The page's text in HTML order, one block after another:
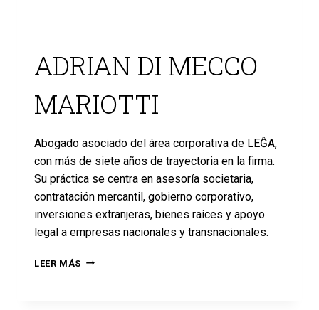
ADRIAN DI MECCO
MARIOTTI
Abogado asociado del área corporativa de LEĜA,
con más de siete años de trayectoria en la firma.
Su práctica se centra en asesoría societaria,
contratación mercantil, gobierno corporativo,
inversiones extranjeras, bienes raíces y apoyo
legal a empresas nacionales y transnacionales.
LEER MÁS